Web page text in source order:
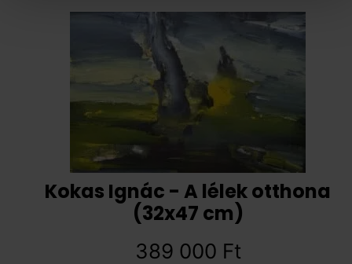
Kokas Ignác - A lélek otthona
(32x47 cm)
389 000 Ft